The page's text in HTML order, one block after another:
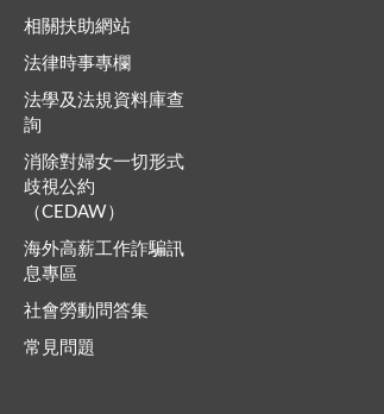
相關扶助網站
法律時事專欄
法學及法規資料庫查
詢
消除對婦女一切形式
歧視公約
（CEDAW）
海外高薪工作詐騙訊
息專區
社會勞動問答集
常見問題